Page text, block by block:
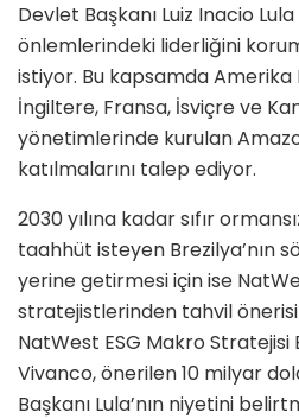
Devlet Başkanı Luiz Inacio
önlemlerindeki liderliğini
istiyor. Bu kapsamda Amerika
İngiltere, Fransa, İsviçre ve
yönetimlerinde kurulan
katılmalarını talep ediyor.
2030 yılına kadar sıfır
taahhüt isteyen Brezilya’nın
yerine getirmesi için ise
stratejistlerinden tahvil
NatWest ESG Makro Stratejisi
Vivanco, önerilen 10 milyar
Başkanı Lula’nın niyetini